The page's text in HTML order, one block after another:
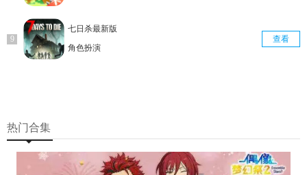
七日杀最新版
角色扮演
查看
热门合集